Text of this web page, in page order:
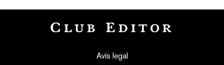
Avís legal